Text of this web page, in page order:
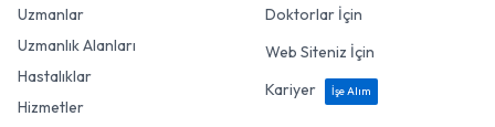
Uzmanlar
Uzmanlık Alanları
Hastalıklar
Hizmetler
Doktorlar İçin
Web Siteniz İçin
Kariyer
İşe Alım